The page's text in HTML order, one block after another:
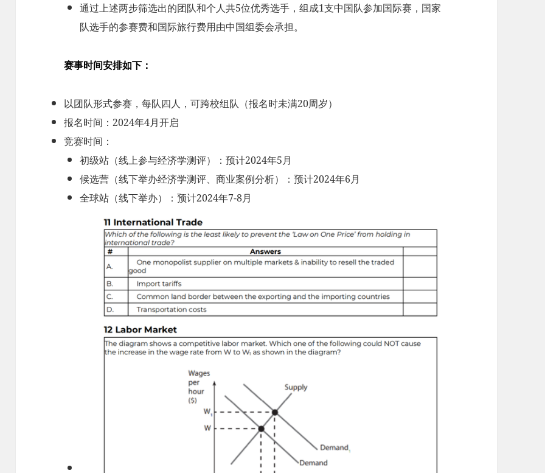
通过上述两步筛选出的团队和个人共5位优秀选手，组成1支中国队参加国际赛，国家
队选手的参赛费和国际旅行费用由中国组委会承担。
赛事时间安排如下：
以团队形式参赛，每队四人，可跨校组队（报名时未满20周岁）
报名时间：2024年4月开启
竞赛时间：
初级站（线上参与经济学测评）：预计2024年5月
候选营（线下举办经济学测评、商业案例分析）：预计2024年6月
全球站（线下举办）：预计2024年7-8月